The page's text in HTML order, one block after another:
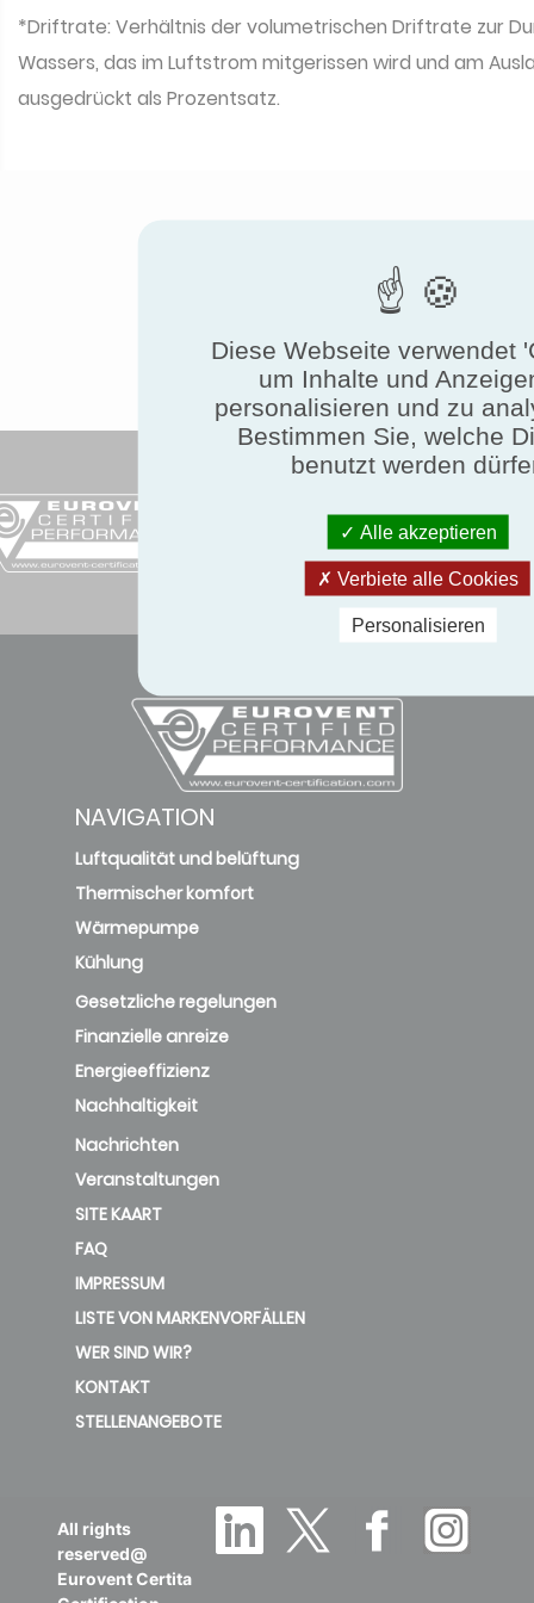
*Driftrate: Verhältnis der volumetrischen Driftrate zur
Wassers, das im Luftstrom mitgerissen wird und am
ausgedrückt als Prozentsatz.
sie
NAVIGATION
Luftqualität und belüftung
Thermischer komfort
Wärmepumpe
Kühlung
Gesetzliche regelungen
Finanzielle anreize
Energieeffizienz
Nachhaltigkeit
Nachrichten
Veranstaltungen
SITE KAART
FAQ
IMPRESSUM
LISTE VON MARKENVORFÄLLEN
WER SIND WIR?
KONTAKT
STELLENANGEBOTE
All rights
reserved@
Eurovent Certita
Diese Webseite verwendet
um Inhalte und
personalisieren und zu
Bestimmen Sie, welche
benutzt werden
Alle akzeptieren
Verbiete alle Cookies
Personalisieren